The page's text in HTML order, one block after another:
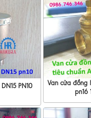
PN10
Van cửa đồng
pn16